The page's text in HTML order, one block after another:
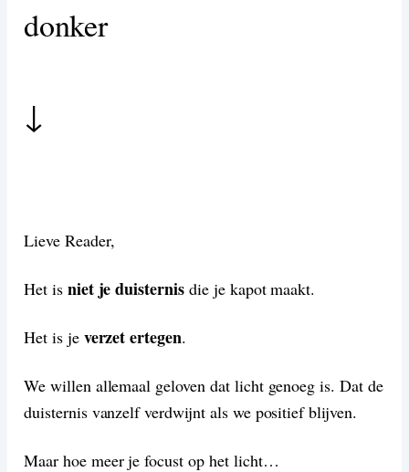
donker
↓
Lieve Reader,
Het is niet je duisternis die je kapot maakt.
Het is je verzet ertegen.
We willen allemaal geloven dat licht genoeg is. Dat de
duisternis vanzelf verdwijnt als we positief blijven.
Maar hoe meer je focust op het licht…